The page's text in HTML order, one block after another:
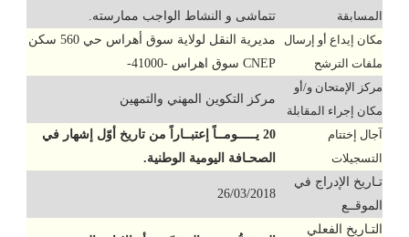
المسابقة
تتماشى و النشاط الواجب ممارسته.
مكان إيداع أو إرسال
ملفات الترشح
مديرية النقل لولاية سوق أهراس حي 560 سكن
CNEP سوق اهراس -41000-
مركز الإمتحان و/أو
مكان إجراء المقابلة
مركز التكوين المهني والتمهين
آجال إختتام
التسجيلات
20 يـــــومــاً إعتبــاراً من تاريخ أوّل إشهار في
الصحـافة اليومية الوطنية.
تـاريخ الإدراج في
الموقــع
26/03/2018
التـاريخ الفعلي